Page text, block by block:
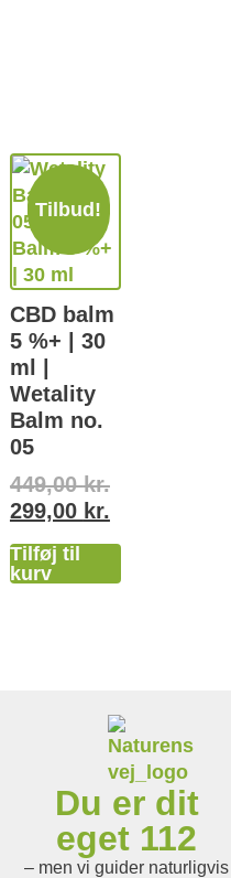
Tilbud!
CBD balm
5 %+ | 30
ml |
Wetality
Balm no.
05
449,00kr.
299,00 kr.
Tilføj til
kurv
Du er dit
eget 112
– men vi guider naturligvis